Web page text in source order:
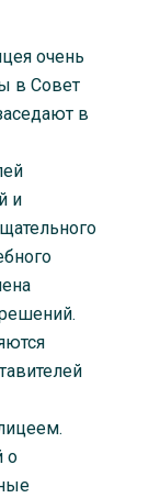
очень
в Совет
в
и
о